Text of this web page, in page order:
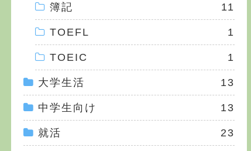
簿記 11
TOEFL 1
TOEIC 1
大学生活 13
中学生向け 13
就活 23